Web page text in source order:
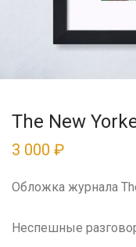
The New
3 000 ₽
Обложка журнала
Неспешные